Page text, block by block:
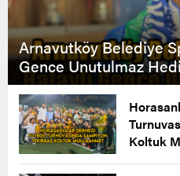
Arnavutköy Belediye
Gence Unutulmaz
Koltuk